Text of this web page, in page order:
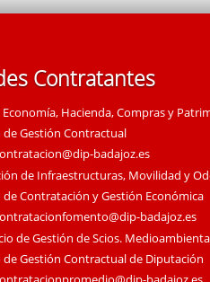
Contratantes
Economía, Hacienda, Compras y
de Gestión Contractual
badajoz.es
de Infraestructuras, Movilidad y
de Contratación y Gestión Económica
badajoz.es
de Gestión de Scios.
de Gestión Contractual de Diputación